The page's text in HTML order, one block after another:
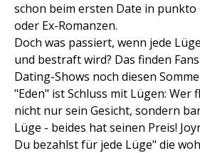
schon beim ersten Date in punkto
oder Ex-Romanzen.
Doch was passiert, wenn jede
und bestraft wird? Das finden
Dating-Shows noch diesen
"Eden" ist Schluss mit Lügen:
nicht nur sein Gesicht, sondern
Lüge - beides hat seinen Preis!
Du bezahlst für jede Lüge" die